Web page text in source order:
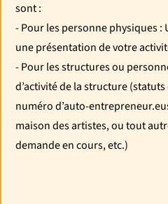
sont :
- Pour les personne physiques :
une présentation de votre
- Pour les structures ou
d’activité de la structure
numéro d’auto-
maison des artistes, ou tout
demande en cours, etc.)